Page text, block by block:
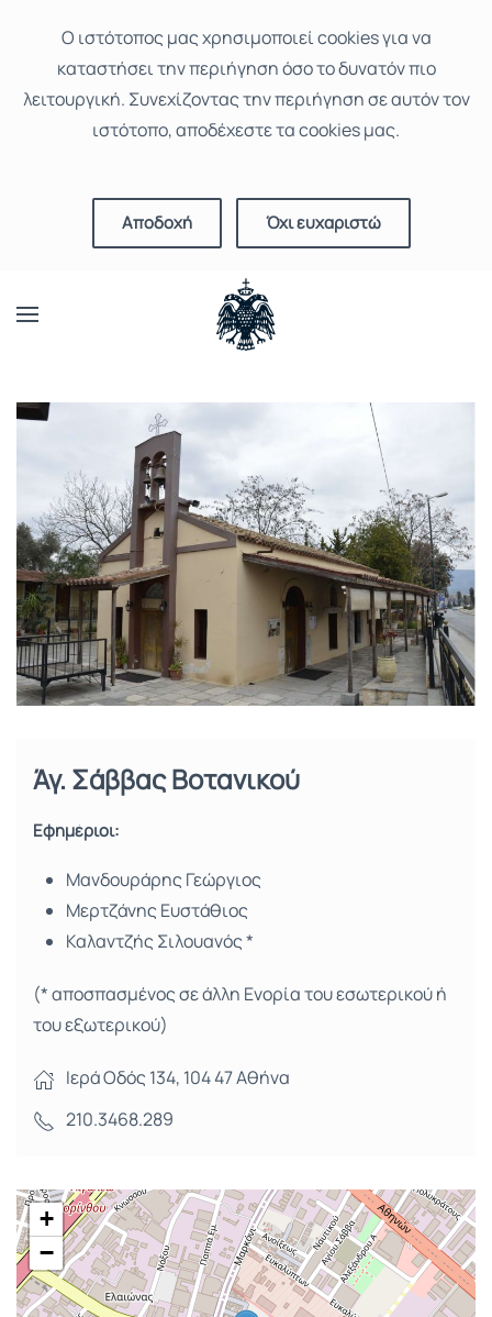
Ο ιστότοπoς μας χρησιμοποιεί cookies για να
καταστήσει την περιήγηση όσο το δυνατόν πιο
λειτουργική. Συνεχίζοντας την περιήγηση σε αυτόν τον
ιστότοπο, αποδέχεστε τα cookies μας.
Αποδοχή Όχι ευχαριστώ
Άγ. Σάββας Βοτανικού
Εφημέριοι:
Μανδουράρης Γεώργιος
Μερτζάνης Ευστάθιος
Καλαντζής Σιλουανός *
(* αποσπασμένος σε άλλη Ενορία του εσωτερικού ή
του εξωτερικού)
Ιερά Οδός 134, 104 47 Αθήνα
210.3468.289
+
−